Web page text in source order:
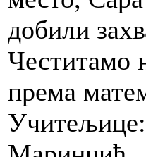
добили
Честитамо
према